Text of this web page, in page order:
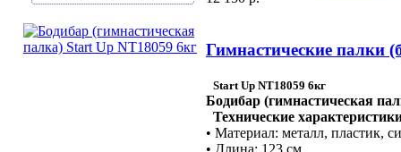
Гимнастические палки
Start Up NT18059 6кг
Бодибар (гимнастическая
Технические
• Материал: металл, пластик,
• Длина: 123 см